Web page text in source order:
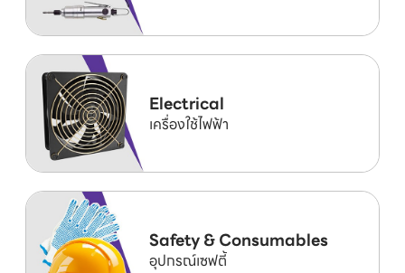
Electrical
เครื่องใช้ไฟฟ้า
Safety & Consumables
อุปกรณ์เซฟตี้